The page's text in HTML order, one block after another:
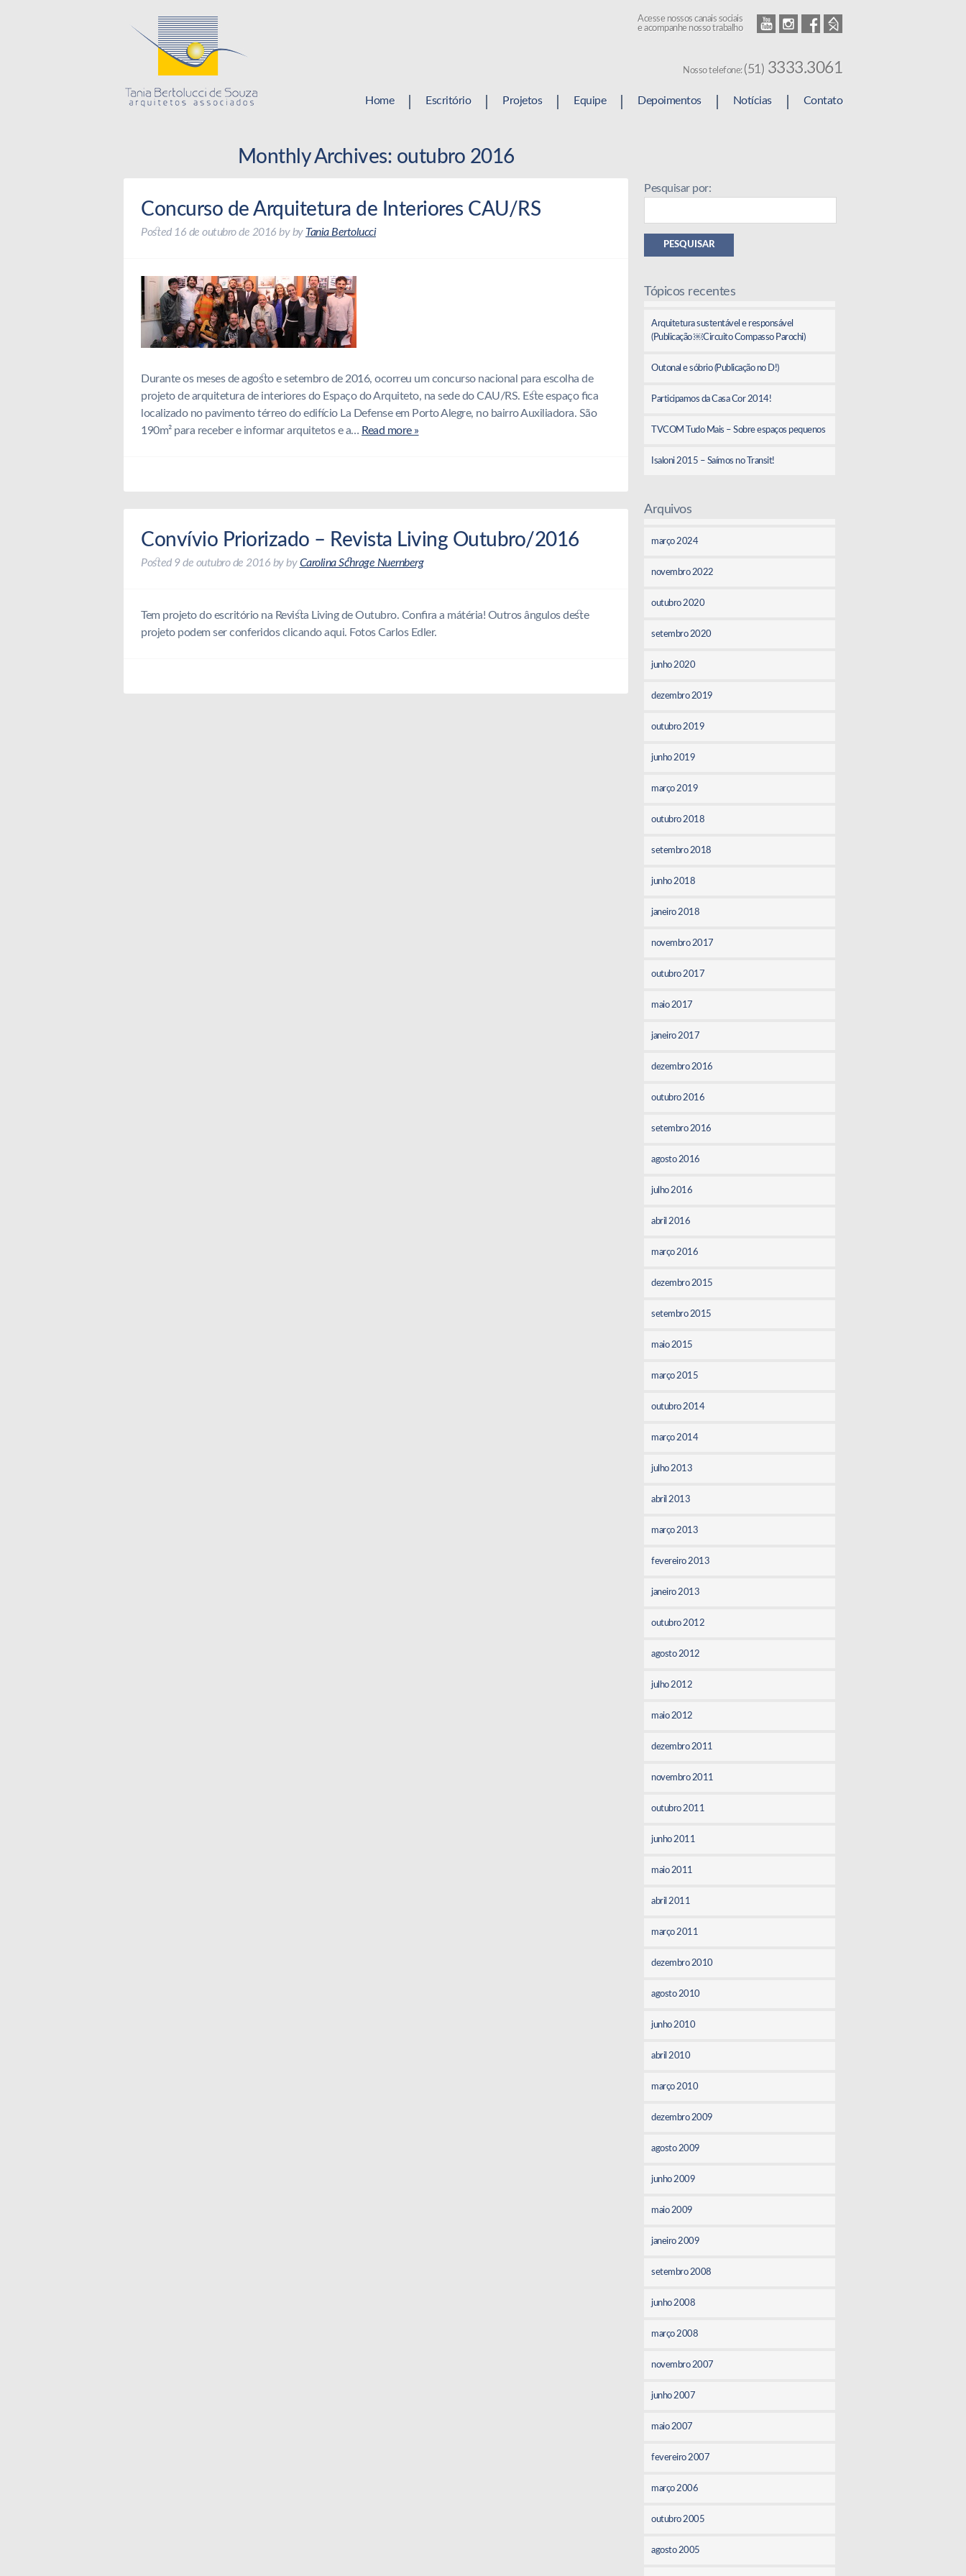
Acesse nossos canais sociais
e acompanhe nosso trabalho
YoutubeInstagramFacebook
Nosso telefone: (51) 3333.3061
Home Escritório Projetos Equipe Depoimentos Notícias Contato
Monthly Archives: outubro 2016
Concurso de Arquitetura de Interiores CAU/RS
Posted 16 de outubro de 2016 byby Tania Bertolucci
Durante os meses de agosto e setembro de 2016, ocorreu um concurso nacional para escolha de
projeto de arquitetura de interiores do Espaço do Arquiteto, na sede do CAU/RS. Este espaço fica
localizado no pavimento térreo do edifício La Defense em Porto Alegre, no bairro Auxiliadora. São
190m² para receber e informar arquitetos e a… Read more »
Convívio Priorizado – Revista Living Outubro/2016
Posted 9 de outubro de 2016 byby Carolina Schrage Nuernberg
Tem projeto do escritório na Revista Living de Outubro. Confira a mátéria! Outros ângulos deste
projeto podem ser conferidos clicando aqui. Fotos Carlos Edler.
Pesquisar por:
PESQUISAR
Tópicos recentes
Arquitetura sustentável e responsável
(Publicação ￼Circuito Compasso Parochi)
Outonal e sóbrio (Publicação no D!)
Participamos da Casa Cor 2014!
TVCOM Tudo Mais – Sobre espaços pequenos
Isaloni 2015 – Saímos no Transit!
Arquivos
março 2024
novembro 2022
outubro 2020
setembro 2020
junho 2020
dezembro 2019
outubro 2019
junho 2019
março 2019
outubro 2018
setembro 2018
junho 2018
janeiro 2018
novembro 2017
outubro 2017
maio 2017
janeiro 2017
dezembro 2016
outubro 2016
setembro 2016
agosto 2016
julho 2016
abril 2016
março 2016
dezembro 2015
setembro 2015
maio 2015
março 2015
outubro 2014
março 2014
julho 2013
abril 2013
março 2013
fevereiro 2013
janeiro 2013
outubro 2012
agosto 2012
julho 2012
maio 2012
dezembro 2011
novembro 2011
outubro 2011
junho 2011
maio 2011
abril 2011
março 2011
dezembro 2010
agosto 2010
junho 2010
abril 2010
março 2010
dezembro 2009
agosto 2009
junho 2009
maio 2009
janeiro 2009
setembro 2008
junho 2008
março 2008
novembro 2007
junho 2007
maio 2007
fevereiro 2007
março 2006
outubro 2005
agosto 2005